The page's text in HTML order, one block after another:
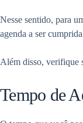
Nesse sentido, para
agenda a ser
Além disso, verifique
Tempo de